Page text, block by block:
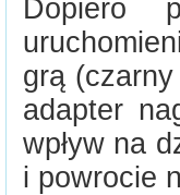
Dopiero
grą
adapter
wpływ na
i powrocie